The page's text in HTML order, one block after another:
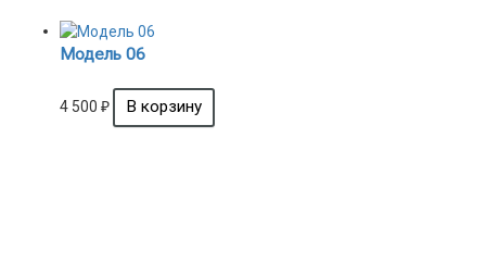
Модель 06
4 500 ₽